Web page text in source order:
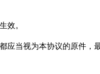
效。
应当视为本协议的原件，